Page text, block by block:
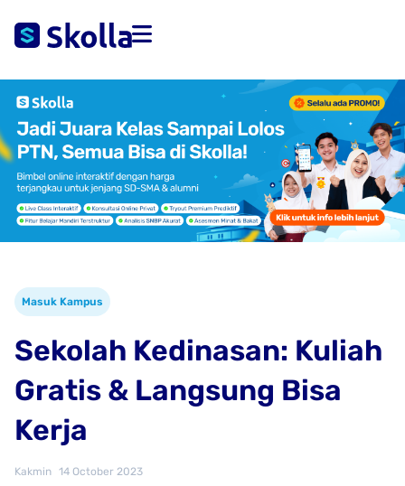
Masuk Kampus
Sekolah Kedinasan: Kuliah
Gratis & Langsung Bisa
Kerja
Kakmin 14 October 2023